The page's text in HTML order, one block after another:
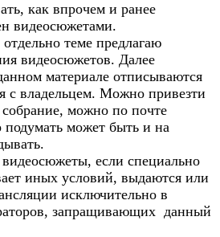
как впрочем и ранее
видеосюжетами.
теме предлагаю
видеосюжетов. Далее
материале отписываются
с владельцем. Можно привезти
можно по почте
подумать может быть и на
если специально
иных условий, выдаются или
исключительно в
запращивающих данный